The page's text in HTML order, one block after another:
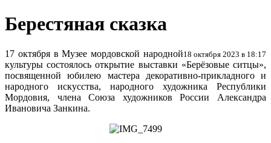
Берестяная сказка
18 октября 2023 в 18:17
17 октября в Музее мордовской народной
культуры состоялось открытие выставки «Берёзовые ситцы»,
посвященной юбилею мастера декоративно-прикладного и
народного искусства, народного художника Республики
Мордовия, члена Союза художников России Александра
Ивановича Занкина.